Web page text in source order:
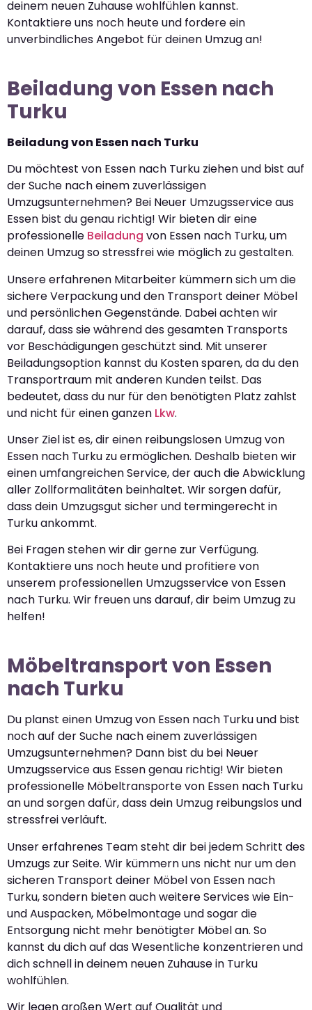
deinem neuen Zuhause wohlfühlen kannst.
Kontaktiere uns noch heute und fordere ein
unverbindliches Angebot für deinen Umzug an!
Beiladung von Essen nach
Turku
Beiladung von Essen nach Turku
Du möchtest von Essen nach Turku ziehen und bist auf
der Suche nach einem zuverlässigen
Umzugsunternehmen? Bei Neuer Umzugsservice aus
Essen bist du genau richtig! Wir bieten dir eine
professionelle Beiladung von Essen nach Turku, um
deinen Umzug so stressfrei wie möglich zu gestalten.
Unsere erfahrenen Mitarbeiter kümmern sich um die
sichere Verpackung und den Transport deiner Möbel
und persönlichen Gegenstände. Dabei achten wir
darauf, dass sie während des gesamten Transports
vor Beschädigungen geschützt sind. Mit unserer
Beiladungsoption kannst du Kosten sparen, da du den
Transportraum mit anderen Kunden teilst. Das
bedeutet, dass du nur für den benötigten Platz zahlst
und nicht für einen ganzen Lkw.
Unser Ziel ist es, dir einen reibungslosen Umzug von
Essen nach Turku zu ermöglichen. Deshalb bieten wir
einen umfangreichen Service, der auch die Abwicklung
aller Zollformalitäten beinhaltet. Wir sorgen dafür,
dass dein Umzugsgut sicher und termingerecht in
Turku ankommt.
Bei Fragen stehen wir dir gerne zur Verfügung.
Kontaktiere uns noch heute und profitiere von
unserem professionellen Umzugsservice von Essen
nach Turku. Wir freuen uns darauf, dir beim Umzug zu
helfen!
Möbeltransport von Essen
nach Turku
Du planst einen Umzug von Essen nach Turku und bist
noch auf der Suche nach einem zuverlässigen
Umzugsunternehmen? Dann bist du bei Neuer
Umzugsservice aus Essen genau richtig! Wir bieten
professionelle Möbeltransporte von Essen nach Turku
an und sorgen dafür, dass dein Umzug reibungslos und
stressfrei verläuft.
Unser erfahrenes Team steht dir bei jedem Schritt des
Umzugs zur Seite. Wir kümmern uns nicht nur um den
sicheren Transport deiner Möbel von Essen nach
Turku, sondern bieten auch weitere Services wie Ein-
und Auspacken, Möbelmontage und sogar die
Entsorgung nicht mehr benötigter Möbel an. So
kannst du dich auf das Wesentliche konzentrieren und
dich schnell in deinem neuen Zuhause in Turku
wohlfühlen.